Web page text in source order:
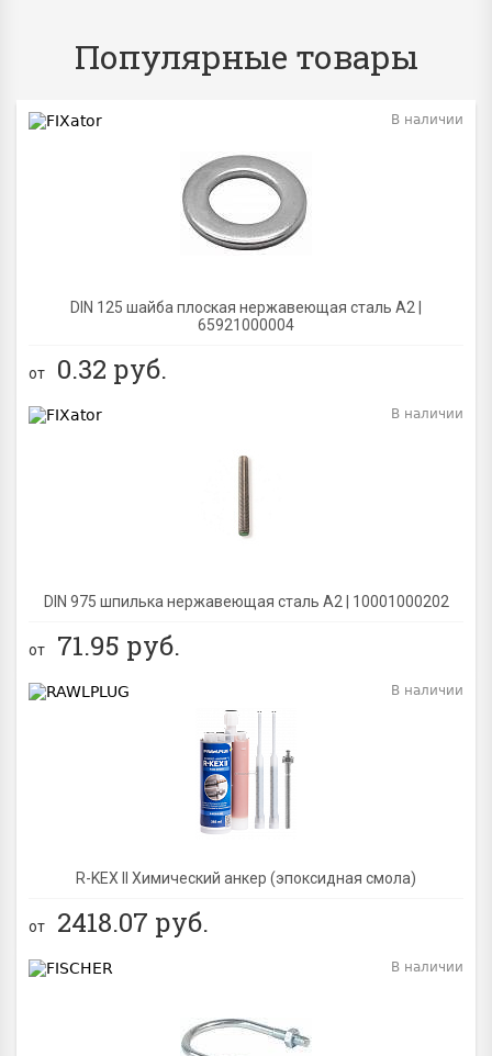
Популярные товары
DIN 125 шайба плоская нержавеющая сталь A2 |
65921000004
В наличии
от 0.32 руб.
DIN 975 шпилька нержавеющая сталь A2 | 10001000202
В наличии
от 71.95 руб.
R-KEX II Химический анкер (эпоксидная смола)
В наличии
от 2418.07 руб.
В наличии